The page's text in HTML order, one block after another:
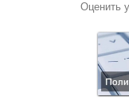
Оценить